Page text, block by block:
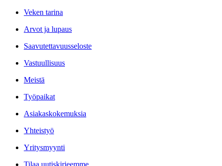
Veken tarina
Arvot ja lupaus
Saavutettavuusseloste
Vastuullisuus
Meistä
Työpaikat
Asiakaskokemuksia
Yhteistyö
Yritysmyynti
Tilaa uutiskirjeemme